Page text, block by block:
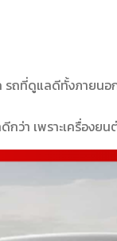
ถที่ดูแลดีทั้งภายนอ
ว่า เพราะเครื่องย